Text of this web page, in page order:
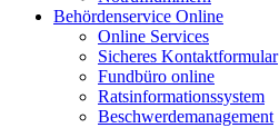
Behördenservice Online
Online Services
Sicheres Kontaktformular
Fundbüro online
Ratsinformationssystem
Beschwerdemanagement